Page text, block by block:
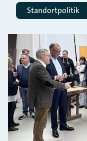
Standortpolitik